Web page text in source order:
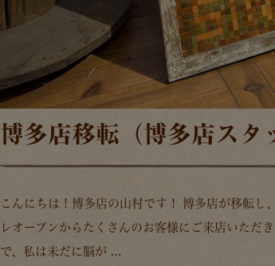
博多店移転（博多店スタ
こんにちは！博多店の山村です！ 博多店が移転
レオープンからたくさんのお客様にご来店いただ
で、私は未だに脳が …